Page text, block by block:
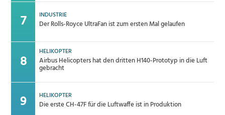
INDUSTRIE
Der Rolls-Royce UltraFan ist zum ersten Mal gelaufen
HELIKOPTER
Airbus Helicopters hat den dritten H140-Prototyp in die Luft
gebracht
HELIKOPTER
Die erste CH-47F für die Luftwaffe ist in Produktion